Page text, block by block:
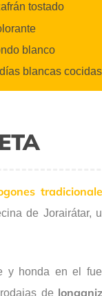
tostado
blanco
blancas cocidas
de Jorairátar,
y honda en el
de